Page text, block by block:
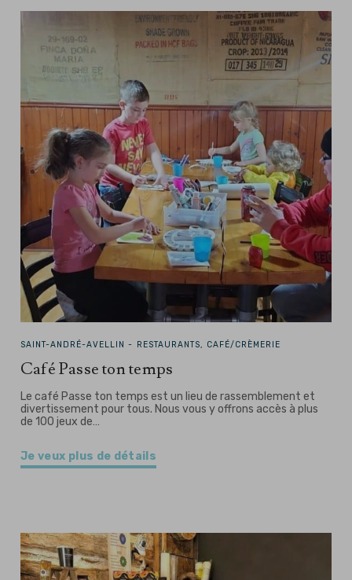
SAINT-ANDRÉ-AVELLIN - RESTAURANTS, CAFÉ/CRÈMERIE
Café Passe ton temps
Le café Passe ton temps est un lieu de rassemblement et
divertissement pour tous. Nous vous y offrons accès à plus
de 100 jeux de…
Je veux plus de détails